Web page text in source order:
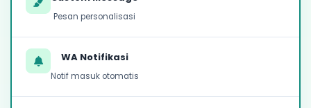
Pesan personalisasi
WA Notifikasi
Notif masuk otomatis